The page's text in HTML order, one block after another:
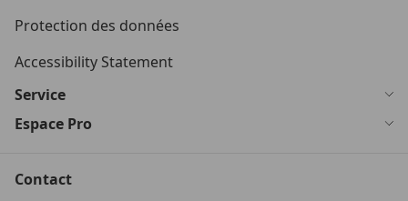
Protection des données
Accessibility Statement
Service
Espace Pro
Contact